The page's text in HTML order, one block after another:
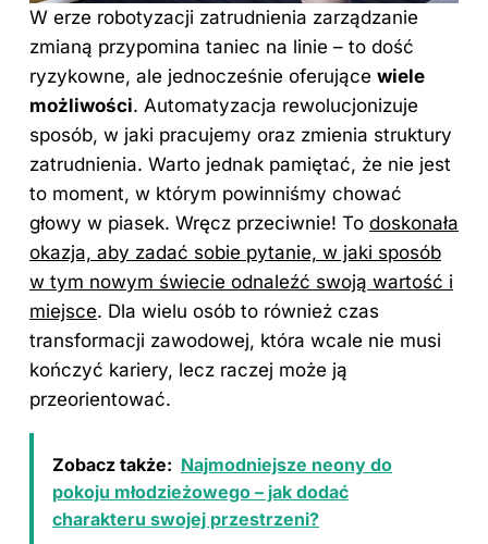
W erze robotyzacji zatrudnienia zarządzanie
zmianą przypomina taniec na linie – to dość
ryzykowne, ale jednocześnie oferujące wiele
możliwości. Automatyzacja rewolucjonizuje
sposób, w jaki pracujemy oraz zmienia struktury
zatrudnienia. Warto jednak pamiętać, że nie jest
to moment, w którym powinniśmy chować
głowy w piasek. Wręcz przeciwnie! To doskonała
okazja, aby zadać sobie pytanie, w jaki sposób
w tym nowym świecie odnaleźć swoją wartość i
miejsce. Dla wielu osób to również czas
transformacji zawodowej, która wcale nie musi
kończyć kariery, lecz raczej może ją
przeorientować.
Zobacz także: Najmodniejsze neony do
pokoju młodzieżowego – jak dodać
charakteru swojej przestrzeni?